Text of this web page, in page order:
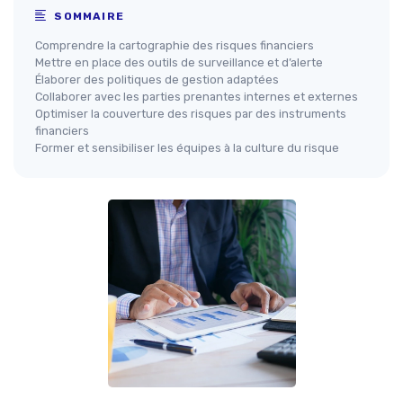
SOMMAIRE
Comprendre la cartographie des risques financiers
Mettre en place des outils de surveillance et d’alerte
Élaborer des politiques de gestion adaptées
Collaborer avec les parties prenantes internes et externes
Optimiser la couverture des risques par des instruments
financiers
Former et sensibiliser les équipes à la culture du risque